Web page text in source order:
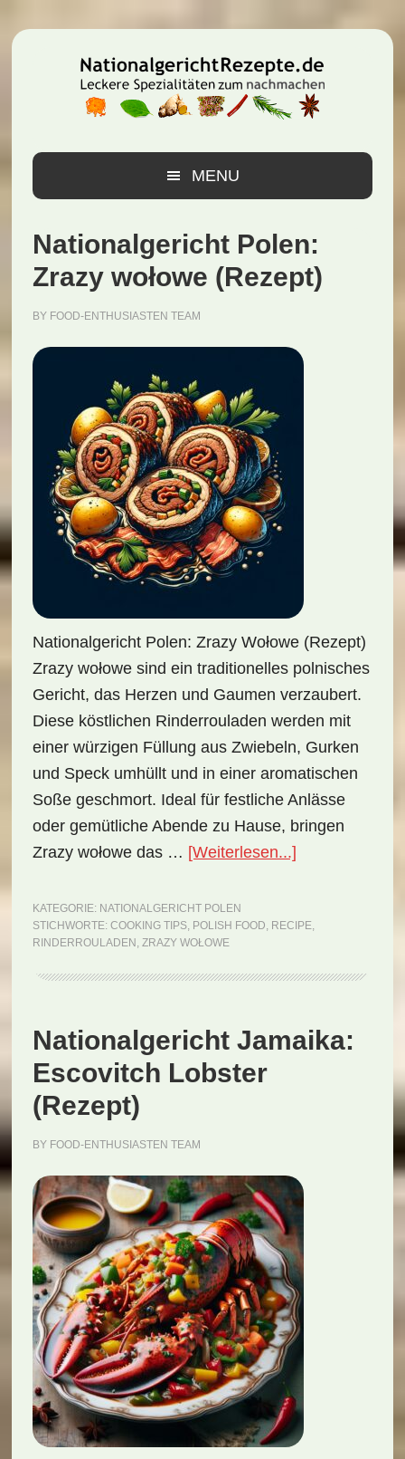
Hauptnavigation
Inhalt
Seitenspalte
MENU
Nationalgericht Polen:
Zrazy wołowe (Rezept)
BY FOOD-ENTHUSIASTEN TEAM
Nationalgericht Polen: Zrazy Wołowe (Rezept)
Zrazy wołowe sind ein traditionelles polnisches
Gericht, das Herzen und Gaumen verzaubert.
Diese köstlichen Rinderrouladen werden mit
einer würzigen Füllung aus Zwiebeln, Gurken
und Speck umhüllt und in einer aromatischen
Soße geschmort. Ideal für festliche Anlässe
oder gemütliche Abende zu Hause, bringen
Zrazy wołowe das … [Weiterlesen...]
wołowe
KATEGORIE: NATIONALGERICHT POLEN
STICHWORTE: COOKING TIPS, POLISH FOOD, RECIPE,
RINDERROULADEN , ZRAZY WOŁOWE
Nationalgericht Jamaika:
Escovitch Lobster
(Rezept)
BY FOOD-ENTHUSIASTEN TEAM